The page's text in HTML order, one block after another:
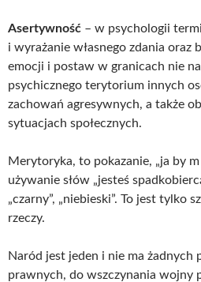
Asertywność – w psychologii
i wyrażanie własnego zdania oraz
emocji i postaw w granicach nie
psychicznego terytorium innych
zachowań agresywnych, a także
sytuacjach społecznych.
Merytoryka, to pokazanie, „ja by m
używanie słów „jesteś
„czarny”, „niebieski”. To jest tylko
rzeczy.
Naród jest jeden i nie ma
prawnych, do wszczynania wojny